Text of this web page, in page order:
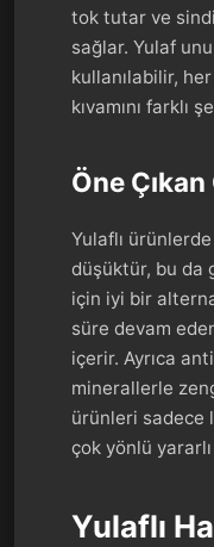
tok tutar ve
sağlar. Yulaf
kullanılabilir, her
kıvamını farklı
Öne
Yulaflı
düşüktür, bu da
için iyi bir
süre devam
içerir. Ayrıca
minerallerle
ürünleri sadece
çok yönlü yararlı
Yulaflı